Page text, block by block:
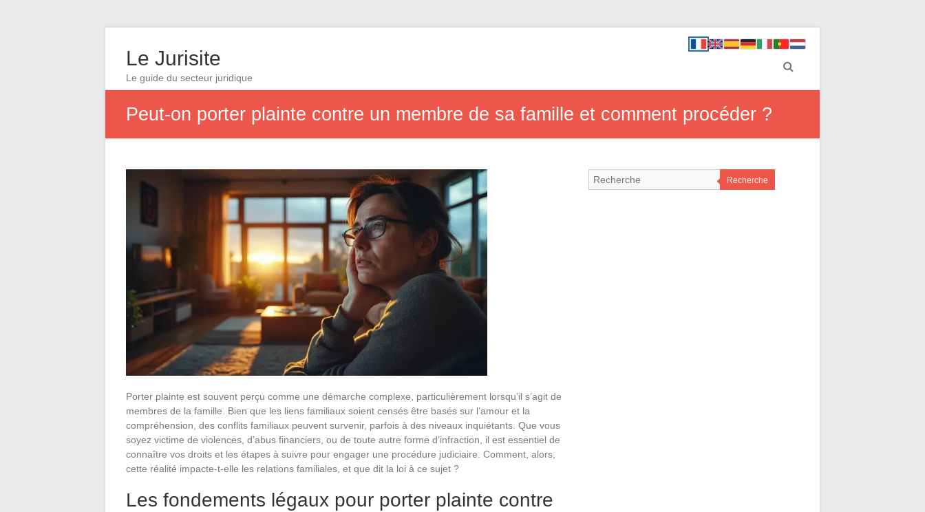
Le Jurisite
Le guide du secteur juridique
Peut-on porter plainte contre un membre de sa famille et comment procéder ?
Porter plainte est souvent perçu comme une démarche complexe, particulièrement lorsqu’il s’agit de
membres de la famille. Bien que les liens familiaux soient censés être basés sur l’amour et la
compréhension, des conflits familiaux peuvent survenir, parfois à des niveaux inquiétants. Que vous
soyez victime de violences, d’abus financiers, ou de toute autre forme d’infraction, il est essentiel de
connaître vos droits et les étapes à suivre pour engager une procédure judiciaire. Comment, alors,
cette réalité impacte-t-elle les relations familiales, et que dit la loi à ce sujet ?
Les fondements légaux pour porter plainte contre
Recherche